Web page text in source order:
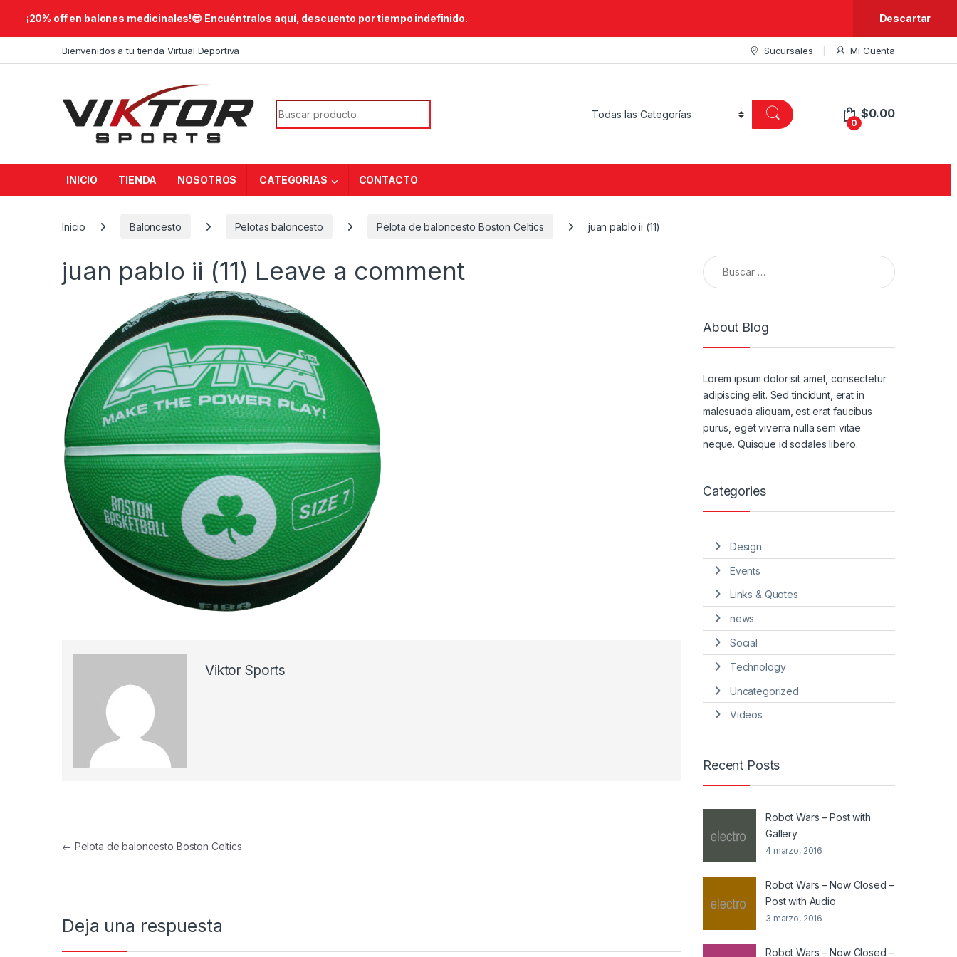
​¡20% off en balones medicinales!😎​ Encuéntralos aquí, descuento por tiempo indefinido. Descartar
Bienvenidos a tu tienda Virtual Deportiva Sucursales Mi Cuenta
Search for:
0
$0.00
INICIO TIENDA NOSOTROS CATEGORIAS CONTACTO
Inicio Baloncesto Pelotas baloncesto Pelota de baloncesto Boston Celtics juan pablo ii (11)
juan pablo ii (11) Leave a comment
Viktor Sports
Navegación de entradas
← Pelota de baloncesto Boston Celtics
Deja una respuesta
Buscar:
About Blog
Lorem ipsum dolor sit amet, consectetur
adipiscing elit. Sed tincidunt, erat in
malesuada aliquam, est erat faucibus
purus, eget viverra nulla sem vitae
neque. Quisque id sodales libero.
Categories
Design
Events
Links & Quotes
news
Social
Technology
Uncategorized
Videos
Recent Posts
Robot Wars – Post with
Gallery
4 marzo, 2016
Robot Wars – Now Closed –
Post with Audio
3 marzo, 2016
Robot Wars – Now Closed –